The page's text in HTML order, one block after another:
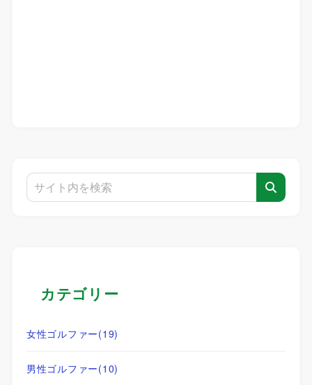
カテゴリー
女性ゴルファー(19)
男性ゴルファー(10)